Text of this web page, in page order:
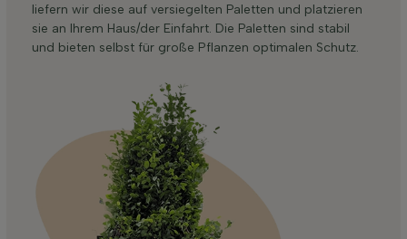
liefern wir diese auf versiegelten Paletten und platzieren
sie an Ihrem Haus/der Einfahrt. Die Paletten sind stabil
und bieten selbst für große Pflanzen optimalen Schutz.